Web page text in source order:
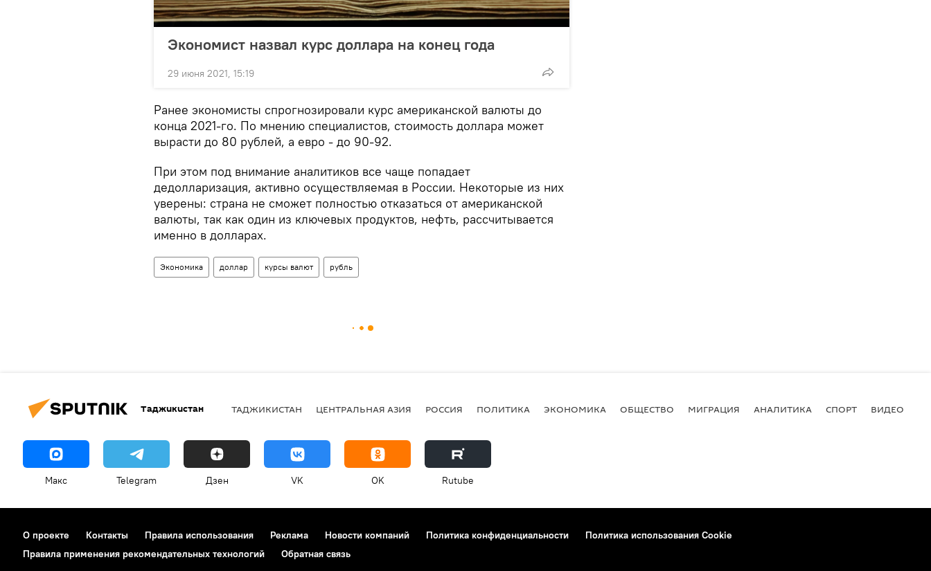
Экономист назвал курс доллара на конец года
29 июня 2021, 15:19
Ранее экономисты спрогнозировали курс американской валюты до
конца 2021-го. По мнению специалистов, стоимость доллара может
вырасти до 80 рублей, а евро - до 90-92.
При этом под внимание аналитиков все чаще попадает
дедолларизация, активно осуществляемая в России. Некоторые из них
уверены: страна не сможет полностью отказаться от американской
валюты, так как один из ключевых продуктов, нефть, рассчитывается
именно в долларах.
Экономика доллар курсы валют рубль
Таджикистан ТАДЖИКИСТАН ЦЕНТРАЛЬНАЯ АЗИЯ РОССИЯ ПОЛИТИКА ЭКОНОМИКА ОБЩЕСТВО МИГРАЦИЯ АНАЛИТИКА СПОРТ ВИДЕО
Макс Telegram Дзен VK OK Rutube
О проекте Контакты Правила использования Реклама Новости компаний Политика конфиденциальности
Политика использования Cookie
Правила применения рекомендательных технологий
Обратная связь